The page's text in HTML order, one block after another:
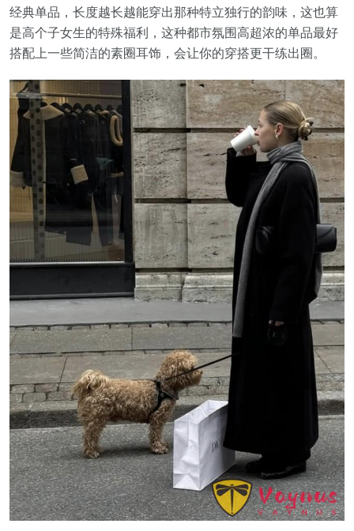
经典单品，长度越长越能穿出那种特立独行的韵味，这也算
是高个子女生的特殊福利，这种都市氛围高超浓的单品最好
搭配上一些简洁的素圈耳饰，会让你的穿搭更干练出圈。